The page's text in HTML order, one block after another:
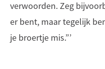
verwoorden. Zeg
er bent, maar tegelijk
je broertje mis.”’